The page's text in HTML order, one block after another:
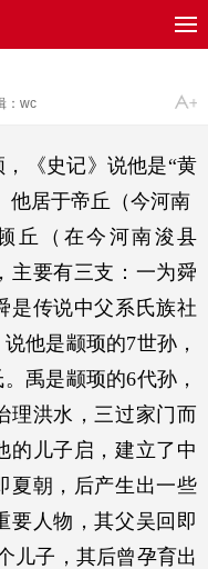
：wc
《史记》说他是“黄
他居于帝丘（今河南
（在今河南浚县
主要有三支：一为舜
是传说中父系氏族社
他是颛顼的7世孙，
禹是颛顼的6代孙，
理洪水，三过家门而
的儿子启，建立了中
夏朝，后产生出一些
要人物，其父吴回即
儿子，其后曾孕育出